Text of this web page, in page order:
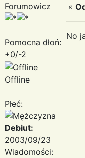
Forumowicz
Pomocna dłoń:
+0/-2
Offline
Płeć:
Debiut:
2003/09/23
Wiadomości:
«
No